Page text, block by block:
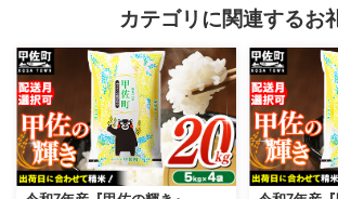
カテゴリに関連するお